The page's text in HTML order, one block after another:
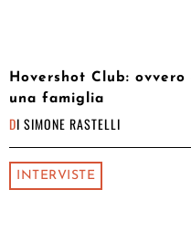
Hovershot Club:
una famiglia
DI SIMONE RASTELLI
INTERVISTE